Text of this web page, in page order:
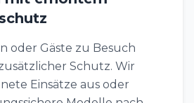
oder Gäste zu Besuch
Schutz. Wir
Einsätze aus oder